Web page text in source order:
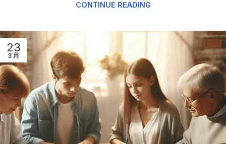
CONTINUE READING
23
3 月